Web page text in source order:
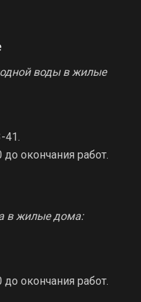
воды в жилые
41.
окончания работ.
в жилые дома:
окончания работ.